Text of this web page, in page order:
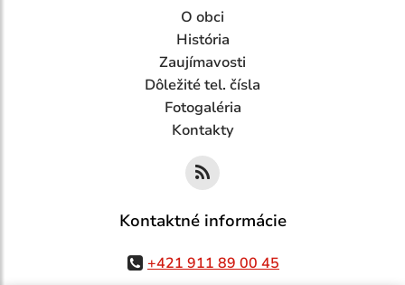
O obci
História
Zaujímavosti
Dôležité tel. čísla
Fotogaléria
Kontakty
Kontaktné informácie
+421 911 89 00 45